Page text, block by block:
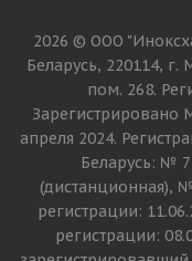
2026 © ООО
Беларусь, 220114, г.
пом. 268.
апреля 2024.
Беларусь: №
(дистанционная),
регистрации:
регистрации: